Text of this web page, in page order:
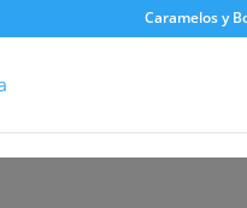
Caramelos y